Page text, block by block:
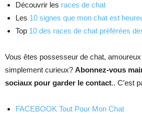
Découvrir les races de chat
Les 10 signes que mon chat est
Top 10 des races de chat préférées
Vous êtes possesseur de chat,
simplement curieux? Abonnez-vous
sociaux pour garder le contact.. C’est
FACEBOOK Tout Pour Mon Chat